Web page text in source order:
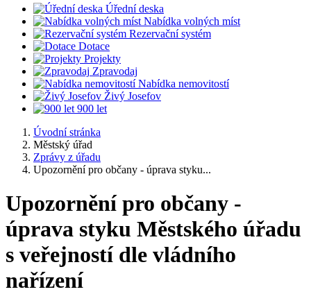
Úřední deska
Nabídka volných míst
Rezervační systém
Dotace
Projekty
Zpravodaj
Nabídka nemovitostí
Živý Josefov
900 let
Úvodní stránka
Městský úřad
Zprávy z úřadu
Upozornění pro občany - úprava styku...
Upozornění pro občany -
úprava styku Městského úřadu
s veřejností dle vládního
nařízení